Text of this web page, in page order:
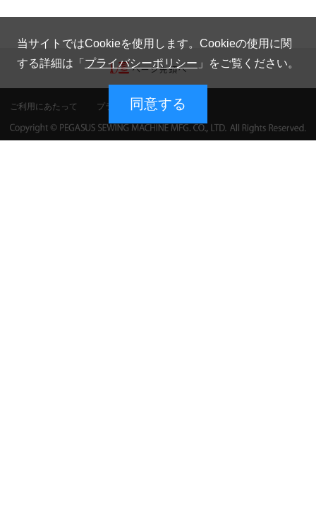
ご利用にあたって プライバシーポリシー
当サイトではCookieを使用します。Cookieの使用に関
する詳細は「 プライバシーポリシー 」をご覧ください。
同意する